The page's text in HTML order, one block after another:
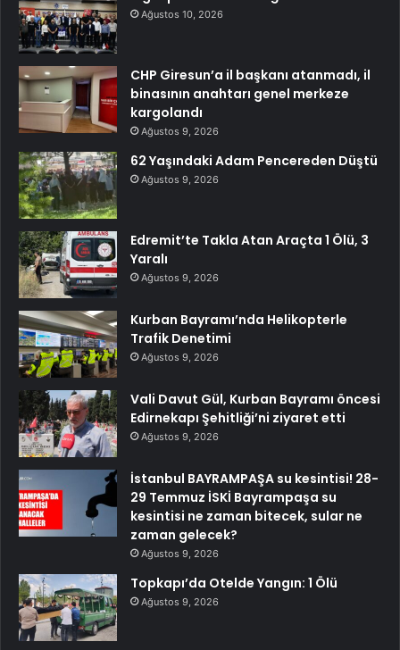
Ağustos 10, 2026
CHP Giresun’a il başkanı atanmadı, il
binasının anahtarı genel merkeze
kargolandı
Ağustos 9, 2026
62 Yaşındaki Adam Pencereden Düştü
Ağustos 9, 2026
Edremit’te Takla Atan Araçta 1 Ölü, 3
Yaralı
Ağustos 9, 2026
Kurban Bayramı’nda Helikopterle
Trafik Denetimi
Ağustos 9, 2026
Vali Davut Gül, Kurban Bayramı öncesi
Edirnekapı Şehitliği’ni ziyaret etti
Ağustos 9, 2026
İstanbul BAYRAMPAŞA su kesintisi! 28-
29 Temmuz İSKİ Bayrampaşa su
kesintisi ne zaman bitecek, sular ne
zaman gelecek?
Ağustos 9, 2026
Topkapı’da Otelde Yangın: 1 Ölü
Ağustos 9, 2026